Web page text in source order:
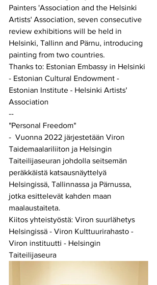
Painters 'Association and the Helsinki
Artists' Association, seven consecutive
review exhibitions will be held in
Helsinki, Tallinn and Pärnu, introducing
painting from two countries.
Thanks to: Estonian Embassy in Helsinki
- Estonian Cultural Endowment -
Estonian Institute - Helsinki Artists'
Association
--
"Personal Freedom"
-  Vuonna 2022 järjestetään Viron
Taidemaalariliiton ja Helsingin
Taiteilijaseuran johdolla seitsemän
peräkkäistä katsausnäyttelyä
Helsingissä, Tallinnassa ja Pärnussa,
jotka esittelevät kahden maan
maalaustaiteta.
Kiitos yhteistyöstä: Viron suurlähetys
Helsingissä - Viron Kulttuurirahasto -
Viron instituutti - Helsingin
Taiteilijaseura